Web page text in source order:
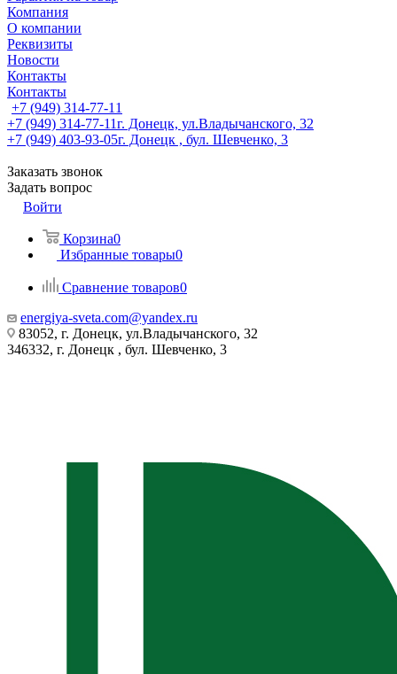
Компания
О компании
Реквизиты
Новости
Контакты
Контакты
+7 (949) 314-77-11
+7 (949) 314-77-11г. Донецк, ул.Владычанского, 32
+7 (949) 403-93-05г. Донецк , бул. Шевченко, 3
Заказать звонок
Задать вопрос
Войти
Корзина0
Избранные товары0
Сравнение товаров0
energiya-sveta.com@yandex.ru
83052, г. Донецк, ул.Владычанского, 32
346332, г. Донецк , бул. Шевченко, 3